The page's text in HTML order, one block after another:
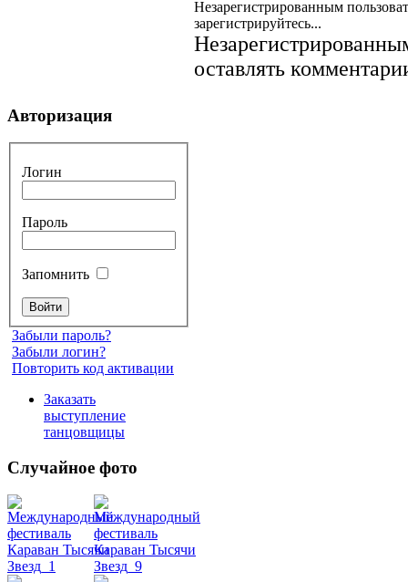
Незарегистрированным
зарегистрируйтесь...
оставлять
Авторизация
Логин
Пароль
Запомнить
Забыли пароль?
Забыли логин?
Повторить код активации
Заказать
выступление
танцовщицы
Случайное фото
Танец
живота